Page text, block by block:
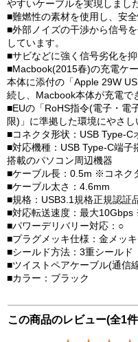
やすいケーブルを実現しまし
■難燃性の素材を使用し、安全
■外部ノイズの干渉から信号
しています。
■サビなどに強く信号劣化を
■Macbook(2015春)の充電ケ
本体に添付の「Apple 29W
続し、Macbook本体が充電で
■EUの「RoHS指令(電子・電
限)」に準拠した環境にやさし
■コネクタ形状：USB Type-C
■対応機種：USB Type-C端子
搭載のパソコン周辺機器
■ケーブル長：0.5m ※コネク
■ケーブル太さ：4.6mm
■規格：USB3.1規格正規認証
■対応転送速度：最大
■パワーデリバリー対応：○
■プラグメッキ仕様：金メッ
■シールド方法：3重シールド
■ツイストペアケーブル(通信
■カラー：ブラック
この商品のレビュー(全1